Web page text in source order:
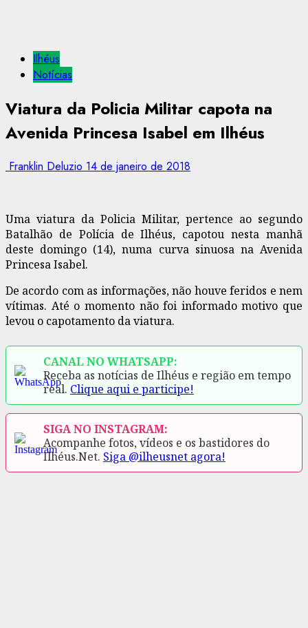
Ilhéus
Notícias
Viatura da Policia Militar capota na
Avenida Princesa Isabel em Ilhéus
Franklin Deluzio 14 de janeiro de 2018
Uma viatura da Policia Militar, pertence ao segundo
Batalhão de Polícia de Ilhéus, capotou nesta manhã
deste domingo (14), numa curva sinuosa na Avenida
Princesa Isabel.
De acordo com as informações, não houve feridos e nem
vítimas. Até o momento não foi informado motivo que
levou o capotamento da viatura.
CANAL NO WHATSAPP:
Receba as notícias de Ilhéus e região em tempo
real. Clique aqui e participe!
SIGA NO INSTAGRAM:
Acompanhe fotos, vídeos e os bastidores do
Ilhéus.Net. Siga @ilheusnet agora!